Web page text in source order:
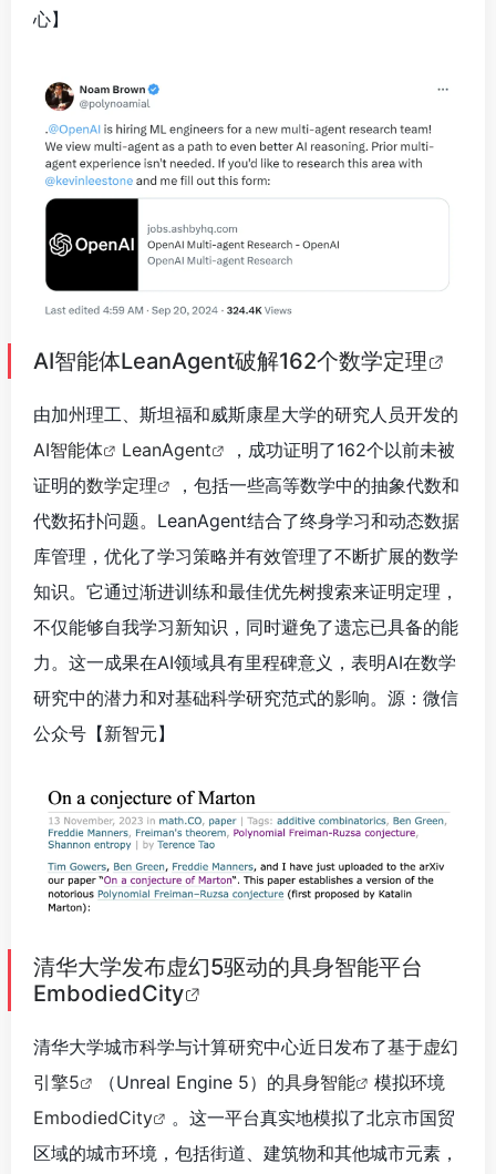
心】
AI智能体LeanAgent破解162个数学定理
由加州理工、斯坦福和威斯康星大学的研究人员开发的
AI智能体
LeanAgent
，成功证明了162个以前未被
证明的数学定理
，包括一些高等数学中的抽象代数和
代数拓扑问题。LeanAgent结合了终身学习和动态数据
库管理，优化了学习策略并有效管理了不断扩展的数学
知识。它通过渐进训练和最佳优先树搜索来证明定理，
不仅能够自我学习新知识，同时避免了遗忘已具备的能
力。这一成果在AI领域具有里程碑意义，表明AI在数学
研究中的潜力和对基础科学研究范式的影响。源：微信
公众号【新智元】
清华大学发布虚幻5驱动的具身智能平台
EmbodiedCity
清华大学城市科学与计算研究中心近日发布了基于虚幻
引擎5
（Unreal Engine 5）的具身智能
模拟环境
EmbodiedCity
。这一平台真实地模拟了北京市国贸
区域的城市环境，包括街道、建筑物和其他城市元素，